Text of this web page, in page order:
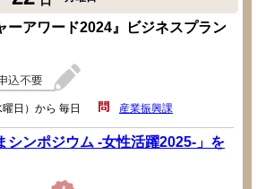
ーアワード2024』ビジネスプラン
日）から 毎日 産業振興課
シンポジウム -女性活躍2025-」を